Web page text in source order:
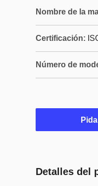
Nombre de la
Certificación:
Número de
Detalles del